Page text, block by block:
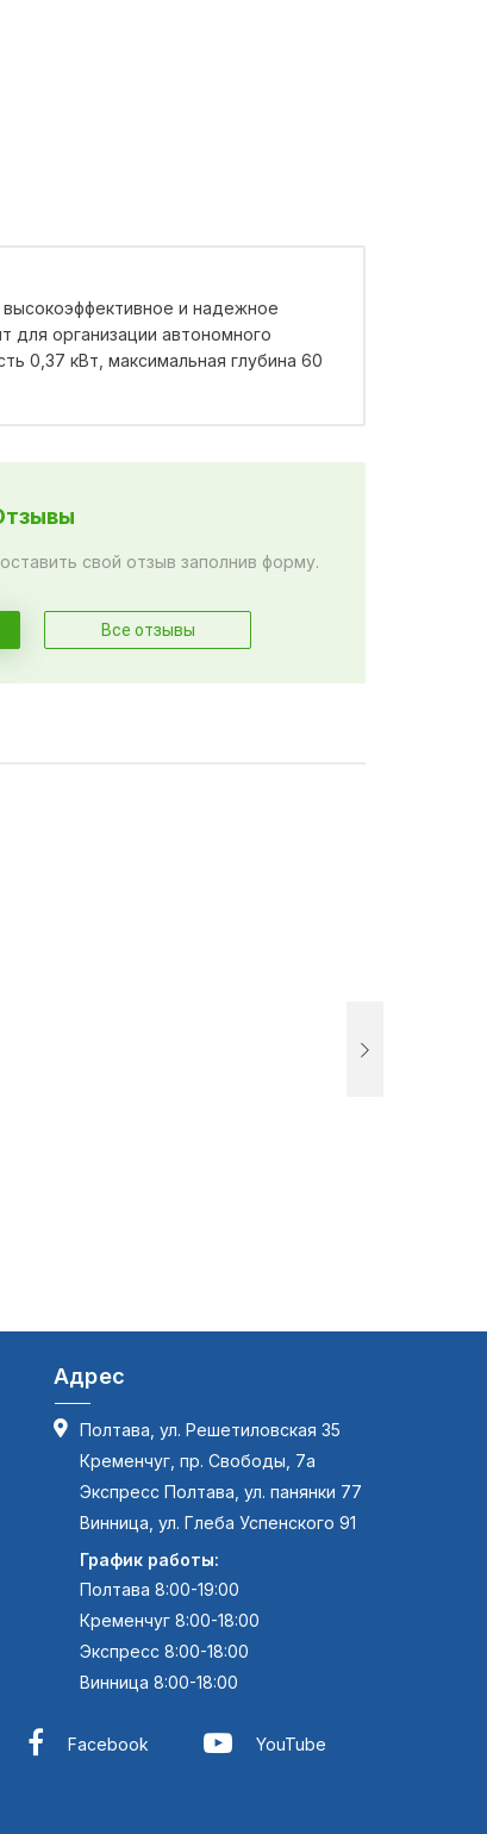
высокоэффективное и надежное
для организации автономного
0,37 кВт, максимальная глубина 60
свой отзыв заполнив форму.
Все отзывы
Адрес
Полтава, ул. Решетиловская 35
Кременчуг, пр. Свободы, 7а
Экспресс Полтава, ул. панянки 77
Винница, ул. Глеба Успенского 91
График работы:
Полтава 8:00-19:00
Кременчуг 8:00-18:00
Экспресс 8:00-18:00
Винница 8:00-18:00
Facebook YouTube